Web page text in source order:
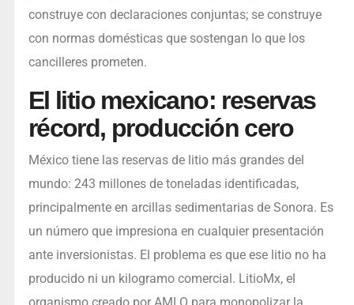
construye con declaraciones conjuntas; se construye
con normas domésticas que sostengan lo que los
cancilleres prometen.
El litio mexicano: reservas
récord, producción cero
México tiene las reservas de litio más grandes del
mundo: 243 millones de toneladas identificadas,
principalmente en arcillas sedimentarias de Sonora. Es
un número que impresiona en cualquier presentación
ante inversionistas. El problema es que ese litio no ha
producido ni un kilogramo comercial. LitioMx, el